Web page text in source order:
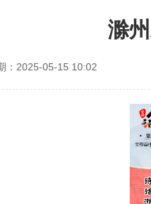
滁
05-15 10:02